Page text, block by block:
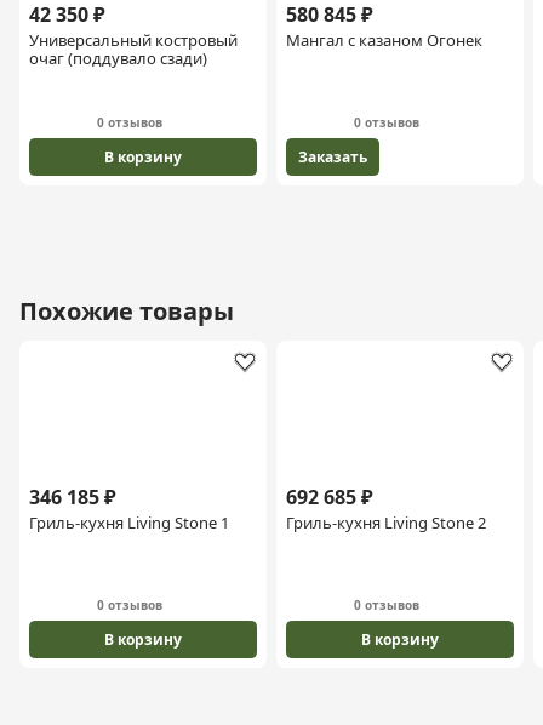
42 350 ₽
Универсальный костровый
очаг (поддувало сзади)
0 отзывов
В корзину
580 845 ₽
Мангал с казаном Огонек
0 отзывов
Заказать
Похожие товары
346 185 ₽
Гриль-кухня Living Stone 1
0 отзывов
В корзину
692 685 ₽
Гриль-кухня Living Stone 2
0 отзывов
В корзину